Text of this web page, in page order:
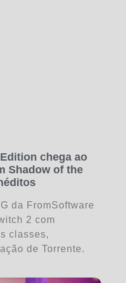
chega ao
Shadow of the
da FromSoftware
2 com
classes,
de Torrente.